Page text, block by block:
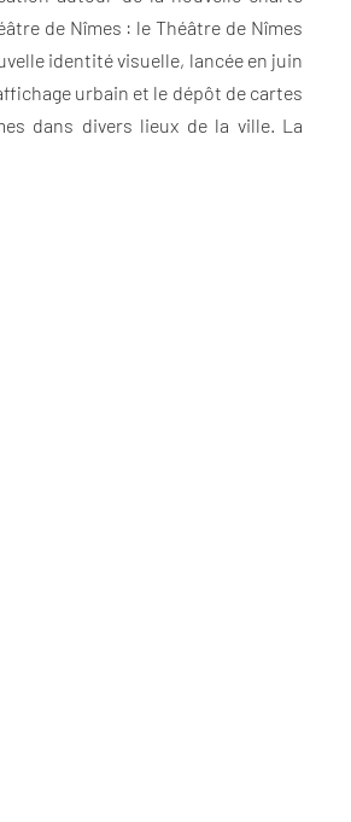
de Nîmes : le Théâtre de Nîmes
identité visuelle, lancée en juin
urbain et le dépôt de cartes
dans divers lieux de la ville. La